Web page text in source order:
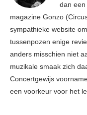
dan
magazine Gonzo
sympathieke website
tussenpozen enige
anders misschien niet
muzikale smaak zich
Concertgewijs
een voorkeur voor het